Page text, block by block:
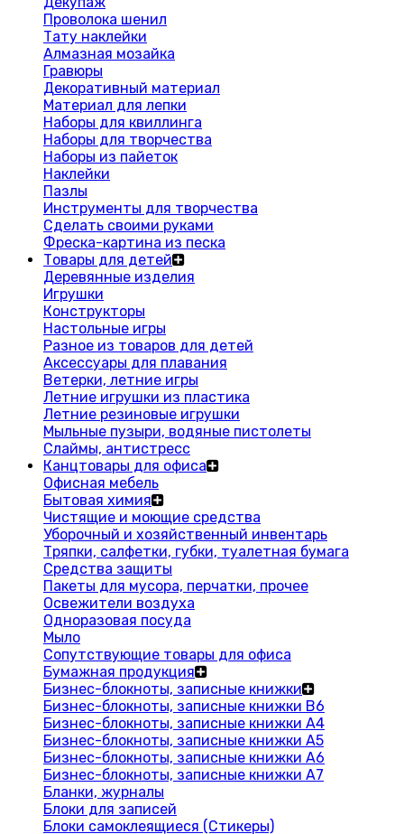
Проволока шенил
Тату наклейки
Алмазная мозайка
Гравюры
Декоративный материал
Материал для лепки
Наборы для квиллинга
Наборы для творчества
Наборы из пайеток
Наклейки
Пазлы
Инструменты для творчества
Сделать своими руками
Фреска-картина из песка
Товары для детей
Деревянные изделия
Игрушки
Конструкторы
Настольные игры
Разное из товаров для детей
Аксессуары для плавания
Ветерки, летние игры
Летние игрушки из пластика
Летние резиновые игрушки
Мыльные пузыри, водяные пистолеты
Слаймы, антистресс
Канцтовары для офиса
Офисная мебель
Бытовая химия
Чистящие и моющие средства
Уборочный и хозяйственный инвентарь
Тряпки, салфетки, губки, туалетная бумага
Средства защиты
Пакеты для мусора, перчатки, прочее
Освежители воздуха
Одноразовая посуда
Мыло
Сопутствующие товары для офиса
Бумажная продукция
Бизнес-блокноты, записные книжки
Бизнес-блокноты, записные книжки В6
Бизнес-блокноты, записные книжки A4
Бизнес-блокноты, записные книжки А5
Бизнес-блокноты, записные книжки А6
Бизнес-блокноты, записные книжки А7
Бланки, журналы
Блоки для записей
Блоки самоклеящиеся (Стикеры)